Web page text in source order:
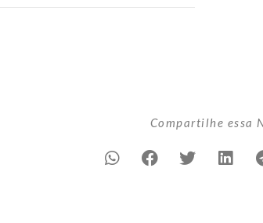
Compartilhe essa